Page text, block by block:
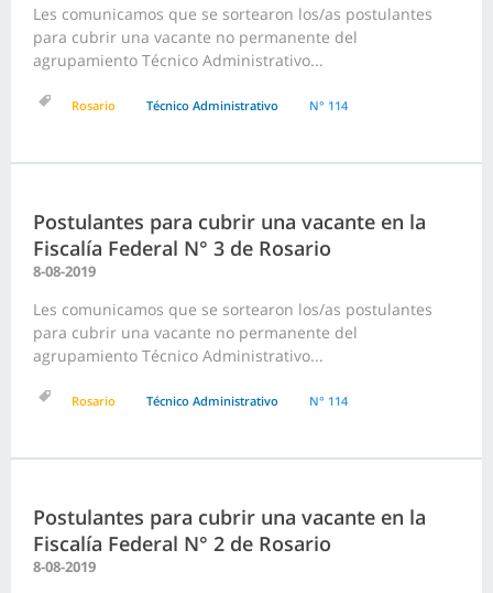
Les comunicamos que se sortearon los/as postulantes
para cubrir una vacante no permanente del
agrupamiento Técnico Administrativo...
Rosario Técnico Administrativo N° 114
Postulantes para cubrir una vacante en la
Fiscalía Federal N° 3 de Rosario
8-08-2019
Les comunicamos que se sortearon los/as postulantes
para cubrir una vacante no permanente del
agrupamiento Técnico Administrativo...
Rosario Técnico Administrativo N° 114
Postulantes para cubrir una vacante en la
Fiscalía Federal N° 2 de Rosario
8-08-2019